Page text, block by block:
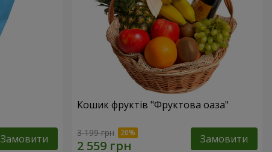
Замовити
Кошик фруктів "Фруктова оаза"
3 199 грн Замовити